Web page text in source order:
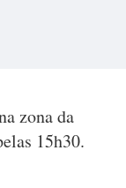
zona da
15h30.